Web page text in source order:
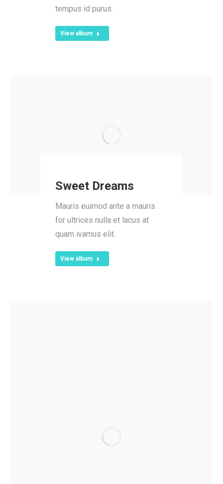
tempus id purus.
View album
Sweet Dreams
Mauris euimod ante a mauris
for ultrices nulla et lacus at
quam ivamus elit.
View album